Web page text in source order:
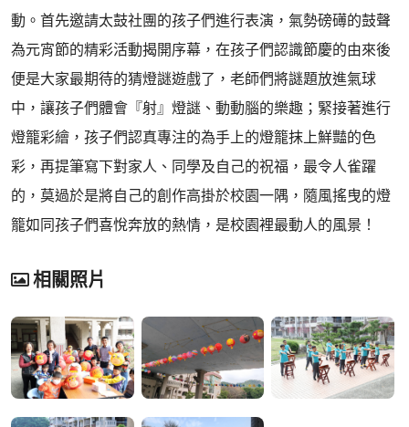
動。首先邀請太鼓社團的孩子們進行表演，氣勢磅礡的鼓聲
為元宵節的精彩活動揭開序幕，在孩子們認識節慶的由來後
便是大家最期待的猜燈謎遊戲了，老師們將謎題放進氣球
中，讓孩子們體會『射』燈謎、動動腦的樂趣；緊接著進行
燈籠彩繪，孩子們認真專注的為手上的燈籠抹上鮮豔的色
彩，再提筆寫下對家人、同學及自己的祝福，最令人雀躍
的，莫過於是將自己的創作高掛於校園一隅，隨風搖曳的燈
籠如同孩子們喜悅奔放的熱情，是校園裡最動人的風景！
相關照片